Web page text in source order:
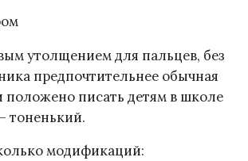
утолщением для пальцев, без
предпочтительнее обычная
писать детям в школе
тоненький.
модификаций: